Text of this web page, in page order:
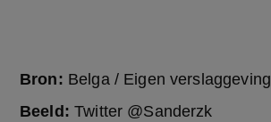
Bron: Belga / Eigen verslaggeving
Beeld:Twitter @Sanderzk